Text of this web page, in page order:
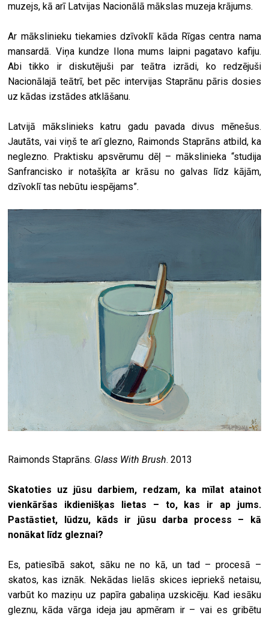
muzejs, kā arī Latvijas Nacionālā mākslas muzeja krājums.
Ar mākslinieku tiekamies dzīvoklī kāda Rīgas centra nama
mansardā. Viņa kundze Ilona mums laipni pagatavo kafiju.
Abi tikko ir diskutējuši par teātra izrādi, ko redzējuši
Nacionālajā teātrī, bet pēc intervijas Staprānu pāris dosies
uz kādas izstādes atklāšanu.
Latvijā mākslinieks katru gadu pavada divus mēnešus.
Jautāts, vai viņš te arī glezno, Raimonds Staprāns atbild, ka
neglezno. Praktisku apsvērumu dēļ – mākslinieka “studija
Sanfrancisko ir notašķīta ar krāsu no galvas līdz kājām,
dzīvoklī tas nebūtu iespējams”.
Raimonds Staprāns. Glass With Brush. 2013
Skatoties uz jūsu darbiem, redzam, ka mīlat atainot
vienkāršas ikdienišķas lietas – to, kas ir ap jums.
Pastāstiet, lūdzu, kāds ir jūsu darba process – kā
nonākat līdz gleznai?
Es, patiesībā sakot, sāku ne no kā, un tad – procesā –
skatos, kas iznāk. Nekādas lielās skices iepriekš netaisu,
varbūt ko maziņu uz papīra gabaliņa uzskicēju. Kad iesāku
gleznu, kāda vārga ideja jau apmēram ir – vai es gribētu